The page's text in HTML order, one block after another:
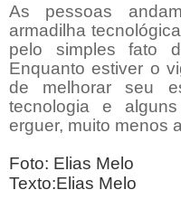
As pessoas
armadilha
pelo simples fato
Enquanto estiver o
de melhorar seu
tecnologia e
erguer, muito menos
Foto: Elias Melo
Texto:Elias Melo